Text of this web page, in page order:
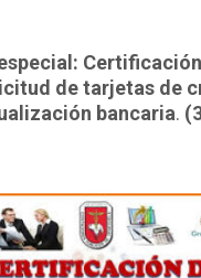
de tarjetas de
bancaria.